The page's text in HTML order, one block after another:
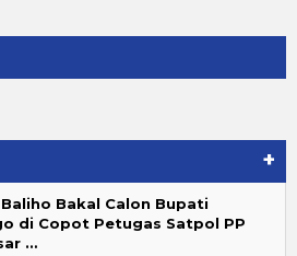
+
Bakal Calon Bupati
di Copot Petugas Satpol PP
…